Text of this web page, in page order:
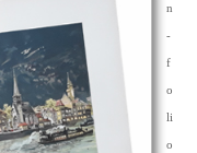
n
-
f
o
li
o